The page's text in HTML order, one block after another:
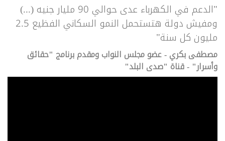
"الدعم في الكهرباء عدى حوالي 90 مليار جنيه (...)
ومفيش دولة هتستحمل النمو السكاني الفظيع 2.5
مليون كل سنة"
مصطفى بكري - عضو مجلس النواب ومقدم برنامج "حقائق
وأسرار" - قناة "صدى البلد"